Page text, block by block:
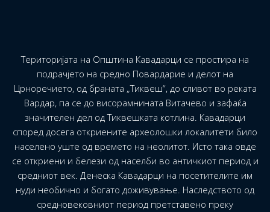
Територијата на Општина Кавадарци се простира на
подрачјето на средно Повардарие и делот на
Црноречието, од браната „Тиквеш“, до сливот во реката
Вардар, па се до висорамнината Витачево и зафаќа
значителен дел од Тиквешката котлина. Кавадарци
според досега откриените археолошки локалитети било
населено уште од времето на неолитот. Исто така овде
се откриени и белези од населби во античкиот период и
средниот век. Денеска Кавадарци на посетителите им
нуди необично и богато доживување. Наследството од
средновековниот период претставено преку